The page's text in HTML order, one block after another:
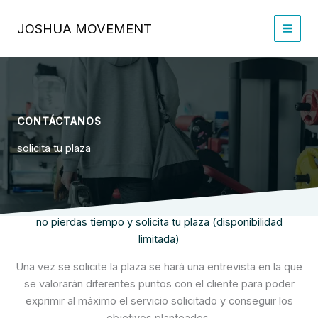
JOSHUA MOVEMENT
CONTÁCTANOS
solicita tu plaza
no pierdas tiempo y solicita tu plaza (disponibilidad
limitada)
Una vez se solicite la plaza se hará una entrevista en la que
se valorarán diferentes puntos con el cliente para poder
exprimir al máximo el servicio solicitado y conseguir los